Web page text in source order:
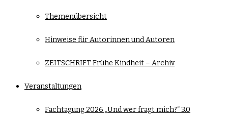
Themenübersicht
Hinweise für Autorinnen und Autoren
ZEITSCHRIFT Frühe Kindheit – Archiv
Veranstaltungen
Fachtagung 2026 „Und wer fragt mich?“ 3.0